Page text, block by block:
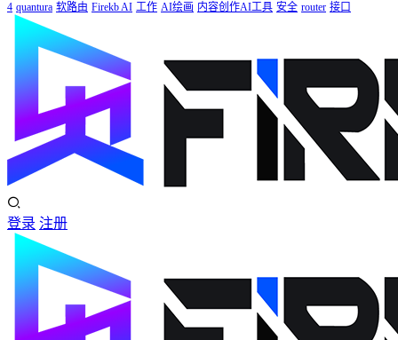
4 quantura 软路由 Firekb AI 工作 AI绘画 内容创作AI工具 安全 router 接口
登录 注册